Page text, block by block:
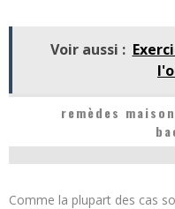
Voir aussi :
remèdes
Comme la plupart des cas